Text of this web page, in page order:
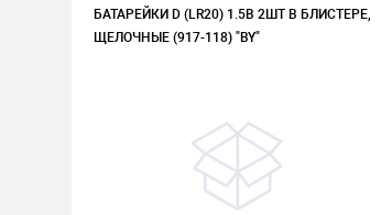
БАТАРЕЙКИ D (LR20) 1.5В 2ШТ В БЛИСТЕРЕ,
ЩЕЛОЧНЫЕ (917-118) "BY"